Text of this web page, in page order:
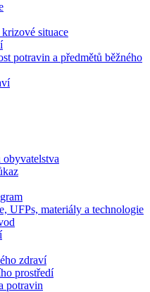
situace
potravin a předmětů běžného
obyvatelstva
UFPs, materiály a technologie
zdraví
prostředí
potravin